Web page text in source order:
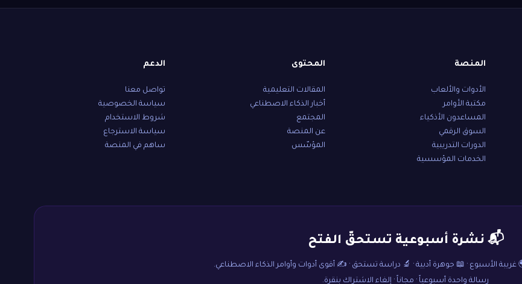
المنصة
الأدوات والألعاب
مكتبة الأوامر
المساعدون الأذكياء
السوق الرقمي
الدورات التدريبية
الخدمات المؤسسية
المحتوى
المقالات التعليمية
أخبار الذكاء الاصطناعي
المجتمع
عن المنصة
المؤسّس
الدعم
تواصل معنا
سياسة الخصوصية
شروط الاستخدام
سياسة الاسترجاع
ساهم في المنصة
📬 نشرة أسبوعية تستحقّ الفتح
الأسبوع · 📖 جوهرة أدبية · 🔬 دراسة تستحق · ✍️ أقوى أدوات وأوامر الذكاء الاصطناعي.
رسالة واحدة أسبوعياً · مجاناً · إلغاء الاشتراك بنقرة.